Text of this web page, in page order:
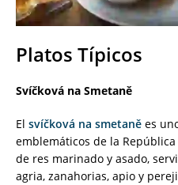
Platos Típicos
Svíčková na Smetaně
El svíčková na smetaně es
emblemáticos de la
de res marinado y asado,
agria, zanahorias, apio y